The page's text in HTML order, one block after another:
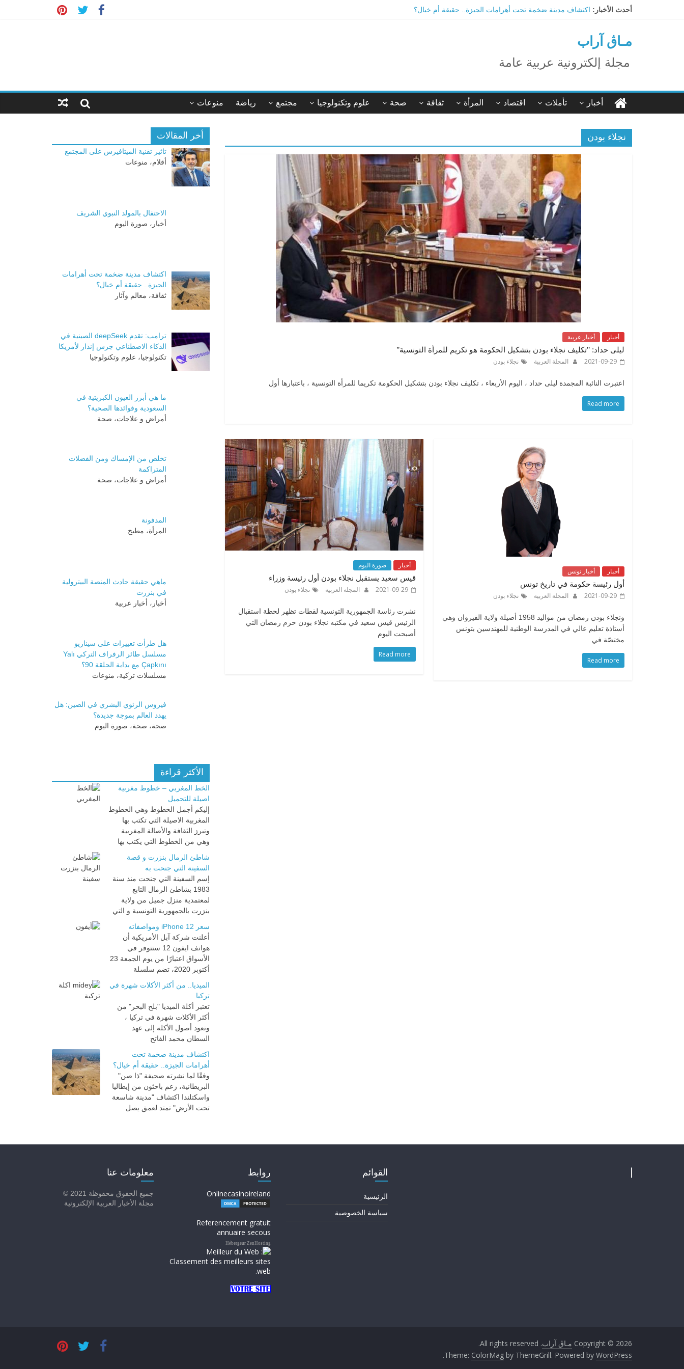
أحدث الأخبار: اكتشاف مدينة ضخمة تحت أهرامات الجيزة.. حقيقة أم خيال؟
تاثير تقنية الميتافيرس على المجتمعمـاڨ آراب
مجلة إلكترونية عربية عامة
أخبار تأملات اقتصاد المرأة ثقافة صحة علوم وتكنولوجيا مجتمع رياضة منوعات
نجلاء بودن
أخبار أخبار عربية
ليلى حداد: ’’تكليف نجلاء بودن بتشكيل الحكومة هو تكريم للمرأة التونسية’’
2021-09-29
المجلة العربية نجلاء بودن
اعتبرت النائبة المجمدة ليلى حداد ، اليوم الأربعاء ، تكليف نجلاء بودن بتشكيل الحكومة تكريما للمرأة التونسية ، باعتبارها أول
Read more
أخبار أخبار تونس
أول رئيسة حكومة في تاريخ تونس
2021-09-29
المجلة العربية نجلاء بودن
ونجلاء بودن رمضان من مواليد 1958 أصيلة ولاية القيروان وهي
أستاذة تعليم عالي في المدرسة الوطنية للمهندسين بتونس
مختصّة في
Read more
أخبار صورة اليوم
قيس سعيد يستقبل نجلاء بودن أول رئيسة وزراء
2021-09-29
المجلة العربية نجلاء بودن
نشرت رئاسة الجمهورية التونسية لقطات تظهر لحظة استقبال
الرئيس قيس سعيد في مكتبه نجلاء بودن حرم رمضان التي
أصبحت اليوم
Read more
أخر المقالات
تاثير تقنية الميتافيرس على المجتمع
أقلام، منوعات
الاحتفال بالمولد النبوي الشريف
أخبار، صورة اليوم
اكتشاف مدينة ضخمة تحت أهرامات
الجيزة.. حقيقة أم خيال؟
ثقافة، معالم وآثار
ترامب: تقدم deepSeek الصينية في
الذكاء الاصطناعي جرس إنذار لأمريكا
تكنولوجيا، علوم وتكنولوجيا
ما هي أبرز العيون الكبريتية في
السعودية وفوائدها الصحية؟
أمراض و علاجات، صحة
تخلص من الإمساك ومن الفضلات
المتراكمة
أمراض و علاجات، صحة
المدفونة
المرأة، مطبخ
ماهي حقيقة حادث المنصة البيترولية
في بنزرت
أخبار، أخبار عربية
هل طرأت تغييرات على سيناريو
مسلسل طائر الرفراف التركي Yalı
Çapkını مع بداية الحلقة 90؟
مسلسلات تركية، منوعات
فيروس الرئوي البشري في الصين: هل
يهدد العالم بموجة جديدة؟
صحة، صحة، صورة اليوم
الأكثر قراءة
الخط المغربي – خطوط مغربية
اصيلة للتحميل
إليكم أجمل الخطوط وهي الخطوط
المغربية الاصيلة التي تكتب بها
وتبرز الثقافة والأصالة المغربية
وهي من الخطوط التي يكتب بها
شاطئ الرمال بنزرت و قصة
السفينة التي جنحت به
إسم السفينة التي جنحت منذ سنة
1983 بشاطئ الرمال التابع
لمعتمدية منزل جميل من ولاية
بنزرت بالجمهورية التونسية و التي
سعر iPhone 12 ومواصفاته
أعلنت شركة آبل الأمريكية أن
هواتف ايفون 12 ستتوفر في
الأسواق اعتبارًا من يوم الجمعة 23
أكتوبر 2020، تضم سلسلة
الميديا.. من أكثر الأكلات شهرة في
تركيا
تعتبر أكلة الميديا "بلح البحر" من
أكثر الأكلات شهرة في تركيا ،
وتعود أصول الأكلة إلى عهد
السطان محمد الفاتح
اكتشاف مدينة ضخمة تحت
أهرامات الجيزة.. حقيقة أم خيال؟
وفقًا لما نشرته صحيفة "ذا صن"
البريطانية، زعم باحثون من إيطاليا
واسكتلندا اكتشاف "مدينة شاسعة
تحت الأرض" تمتد لعمق يصل
القوائم
الرئيسية
سياسة الخصوصية
روابط
Onlinecasinoireland
Referencement gratuit
annuaire secous
Hébergeur ZenHosting
معلومات عنا
جميع الحقوق محفوظة 2021 ©
مجلة الأخبار العربية الإلكترونية
Copyright © 2026 مـاڨ آراب. All rights reserved.
Theme: ColorMag by ThemeGrill. Powered by WordPress
.